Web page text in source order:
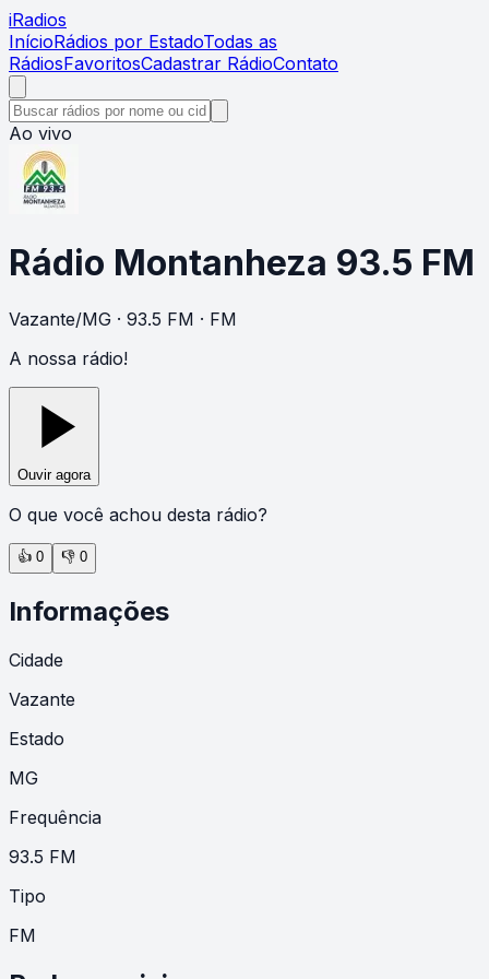
iRadios
InícioRádios por EstadoTodas as
RádiosFavoritosCadastrar RádioContato
Ao vivo
Rádio Montanheza 93.5 FM
Vazante/MG · 93.5 FM · FM
A nossa rádio!
Ouvir agora
O que você achou desta rádio?
👍 0 👎 0
Informações
Cidade
Vazante
Estado
MG
Frequência
93.5 FM
Tipo
FM